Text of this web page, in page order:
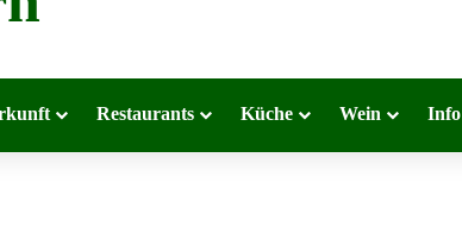
Restaurants Küche Wein Info